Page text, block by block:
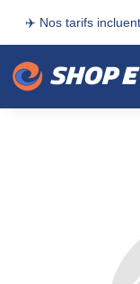
✈️ Nos tarifs